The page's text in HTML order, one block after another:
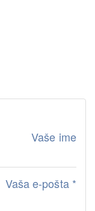
Vaše ime
Vaša e-pošta *